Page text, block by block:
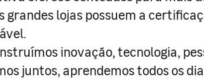
grandes lojas possuem a
inovação, tecnologia,
juntos, aprendemos todos os